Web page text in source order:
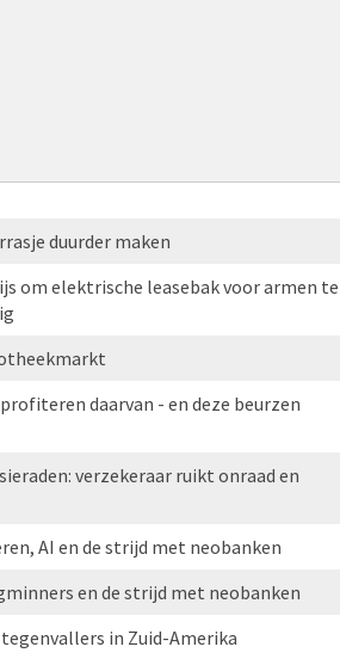
duurder maken
om elektrische leasebak voor armen te
daarvan - en deze beurzen
verzekeraar ruikt onraad en
AI en de strijd met neobanken
en de strijd met neobanken
in Zuid-Amerika